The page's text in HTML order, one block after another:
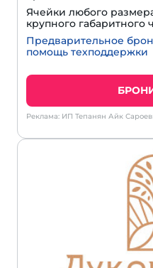
Ячейки любого
крупного габаритного
Предварительное
помощь техподдержки
Реклама: ИП Тепанян Айк